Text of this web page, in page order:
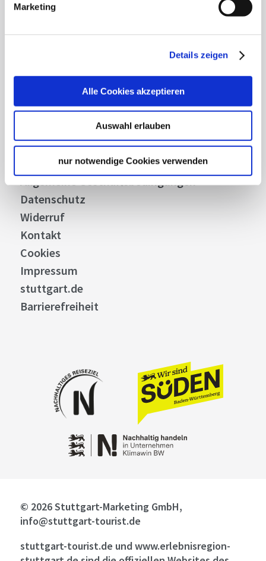
Marketing
Details zeigen
Alle Cookies akzeptieren
Auswahl erlauben
nur notwendige Cookies verwenden
Über uns
Stellenangebote
Presse
Stuttgart Convention Bureau
Bilddatenbank
Allgemeine Geschäftsbedingungen
Datenschutz
Widerruf
Kontakt
Cookies
Impressum
stuttgart.de
Barrierefreiheit
© 2026 Stuttgart-Marketing GmbH,
info@stuttgart-tourist.de
stuttgart-tourist.de und www.erlebnisregion-